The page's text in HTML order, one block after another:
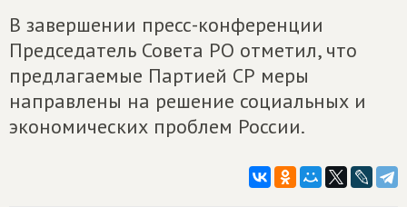
В завершении пресс-конференции
Председатель Совета РО отметил, что
предлагаемые Партией СР меры
направлены на решение социальных и
экономических проблем России.